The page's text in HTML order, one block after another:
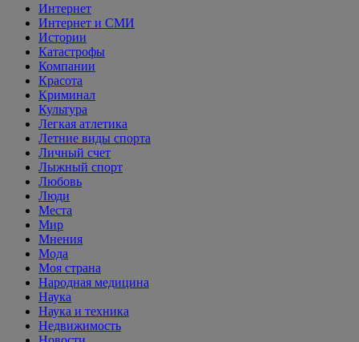
Интернет
Интернет и СМИ
Истории
Катастрофы
Компании
Красота
Криминал
Культура
Легкая атлетика
Летние виды спорта
Личный счет
Лыжный спорт
Любовь
Люди
Места
Мир
Мнения
Мода
Моя страна
Народная медицина
Наука
Наука и техника
Недвижимость